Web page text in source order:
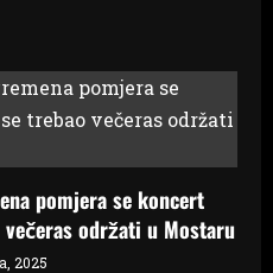
pomjera se koncert
održati u Mostaru
2025